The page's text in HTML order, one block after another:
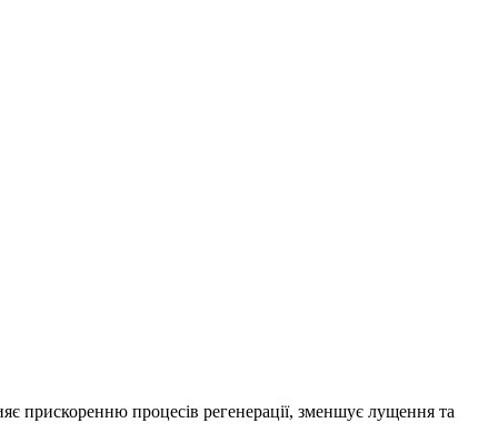
прискоренню процесів регенерації, зменшує лущення та